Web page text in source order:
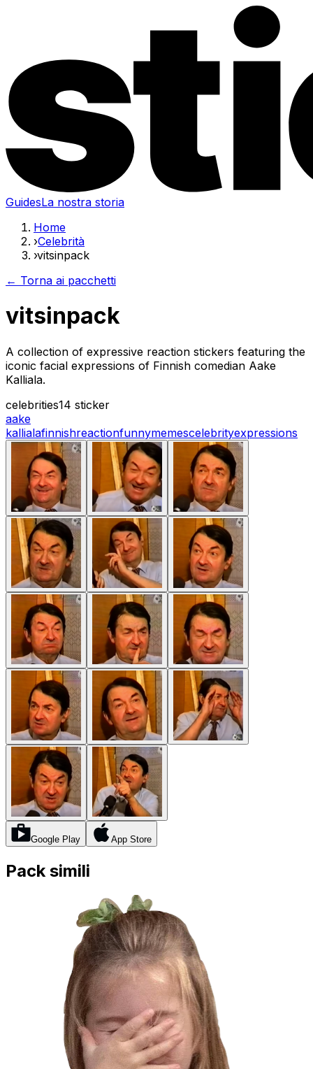
GuidesLa nostra storia
Home
›Celebrità
›vitsinpack
← Torna ai pacchetti
vitsinpack
A collection of expressive reaction stickers featuring the
iconic facial expressions of Finnish comedian Aake
Kalliala.
celebrities14 sticker
aake
kallialafinnishreactionfunnymemescelebrityexpressions
Google Play App Store
Pack simili